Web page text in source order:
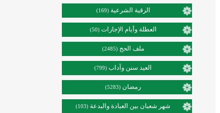
الرقية الشرعية (169)
العطلة وأيام الإجازات (50)
ملف الحج (2485)
العيد سنن وآداب (799)
رمضان (5283)
شهر شعبان بين العبادة والبدعة (103)